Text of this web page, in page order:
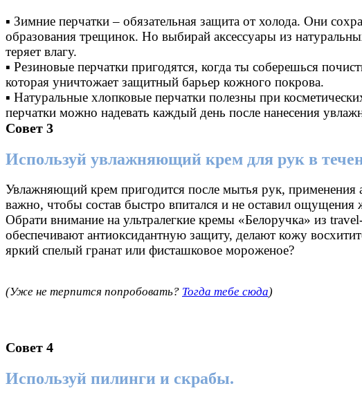
▪ Зимние перчатки – обязательная защита от холода. Они
образования трещинок. Но выбирай аксессуары из
теряет влагу.
▪ Резиновые перчатки пригодятся, когда ты соберешься
которая уничтожает защитный барьер кожного покрова.
▪ Натуральные хлопковые перчатки полезны при
перчатки можно надевать каждый день после нанесения
Совет 3
Используй увлажняющий крем для рук в
Увлажняющий крем пригодится после мытья рук, применения
важно, чтобы состав быстро впитался и не оставил ощущения
Обрати внимание на ультралегкие кремы «Белоручка» из
обеспечивают антиоксидантную защиту, делают кожу
яркий спелый гранат или фисташковое мороженое?
(Уже не терпится попробовать? Тогда тебе сюда)
Совет 4
Используй пилинги и скрабы.